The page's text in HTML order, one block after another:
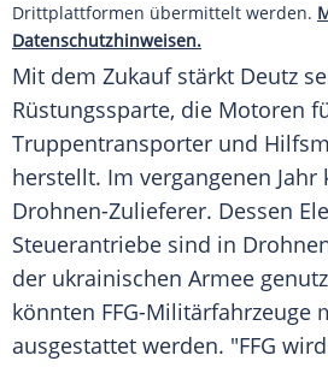
Drittplattformen übermittelt werden.
Datenschutzhinweisen.
Mit dem Zukauf stärkt Deutz
Rüstungssparte, die Motoren
Truppentransporter und
herstellt. Im vergangenen Jahr
Drohnen-Zulieferer. Dessen
Steuerantriebe sind in
der ukrainischen Armee
könnten FFG-Militärfahrzeuge
ausgestattet werden. "FFG